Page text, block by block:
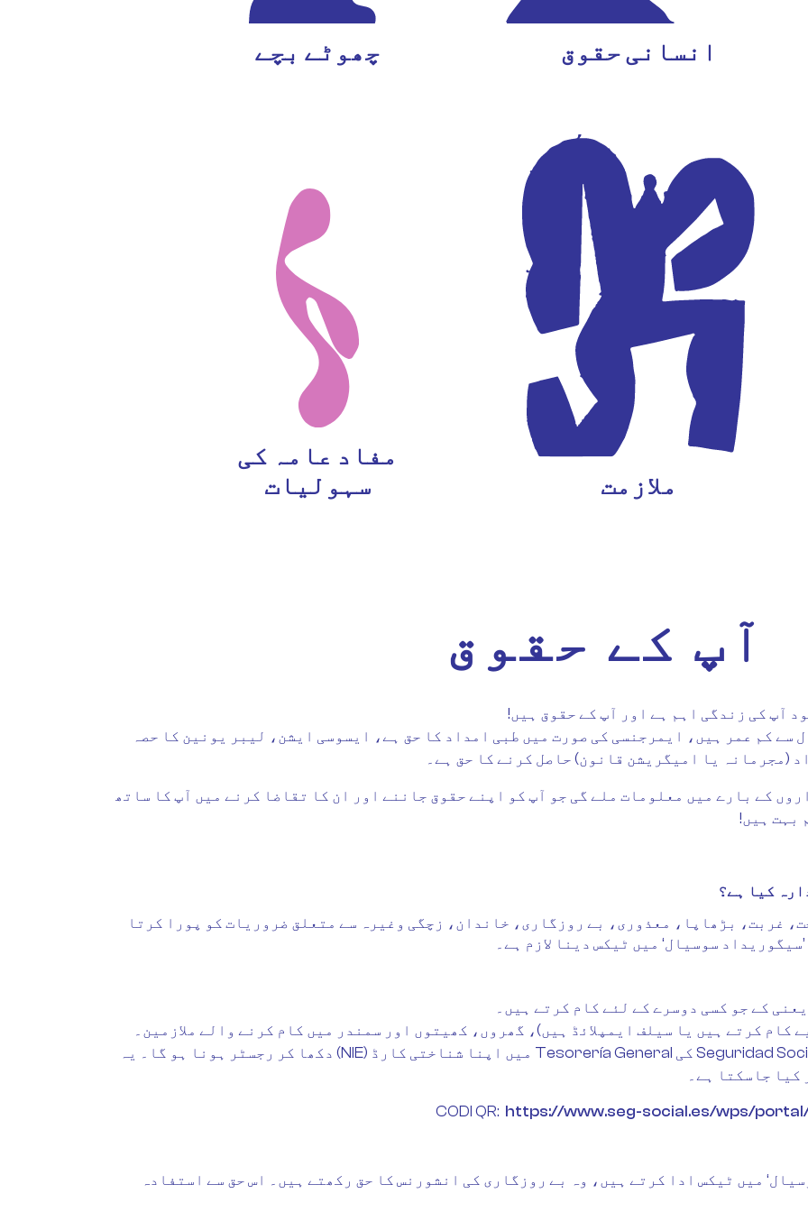
انسانی حقوق چھوٹے بچے
ملازمت
مفاد عامہ کی
سہولیات
آپ کے حقوق
آپ کی زندگی اہم ہے اور آپ کے حقوق ہیں!
تعلیم حاصل کرنے کا حق ہے، اگر 18 سال سے کم عمر ہیں، ایمرجنسی کی صورت میں طبی امداد کا حق ہے، ایسوسی ایشن، لیبر یونین کا حصہ
(مجرمانہ یا امیگریشن قانون) حاصل کرنے کا حق ہے۔
کے بارے میں معلومات ملے گی جو آپ کو اپنے حقوق جاننے اور ان کا تقاضا کرنے میں آپ کا ساتھ
بہت ہیں!
کیا ہے؟
غربت، بڑھاپا، معذوری، بے روزگاری، خاندان، زچگی وغیرہ سے متعلق ضروریات کو پورا کرتا
سوسیال‘ میں ٹیکس دینا لازم ہے۔
کے جو کسی دوسرے کے لئے کام کرتے ہیں۔
کام کرتے ہیں یا سیلف ایمپلائڈ ہیں)، گھروں، کھیتوں اور سمندر میں کام کرنے والے ملازمین۔
اپنا روزگار خود رکھنے والے ملازمین کو Seguridad Social کی Tesorería General میں اپنا شناختی کارڈ (NIE) دکھا کر رجسٹر ہونا ہو گا۔ یہ
CODI QR: https://www.seg-social.es/wps/
میں ٹیکس ادا کرتے ہیں، وہ بے روزگاری کی انشورنس کا حق رکھتے ہیں۔ اس حق سے استفادہ